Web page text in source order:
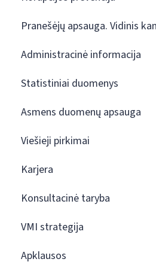
Pranešėjų apsauga. Vidinis
Administracinė informacija
Statistiniai duomenys
Asmens duomenų apsauga
Viešieji pirkimai
Karjera
Konsultacinė taryba
VMI strategija
Apklausos